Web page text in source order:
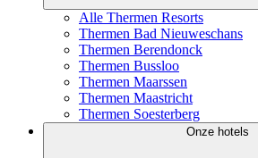
Alle Thermen Resorts
Thermen Bad Nieuweschans
Thermen Berendonck
Thermen Bussloo
Thermen Maarssen
Thermen Maastricht
Thermen Soesterberg
Onze hotels